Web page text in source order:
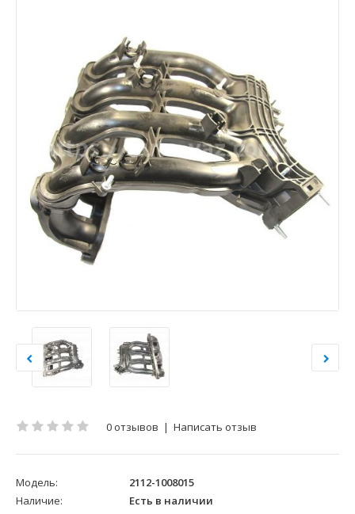
0 отзывов | Написать отзыв
Модель:
2112-1008015
Наличие:
Есть в наличии